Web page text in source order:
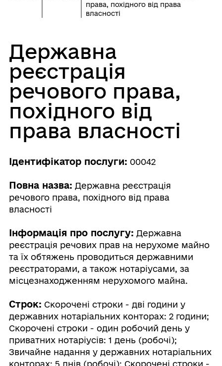
права, похідного від права
власності
Державна
реєстрація
речового права,
похідного від
права власності
Ідентифікатор послуги: 00042
Повна назва: Державна реєстрація
речового права, похідного від права
власності
Інформація про послугу: Державна
реєстрація речових прав на нерухоме майно
та їх обтяжень проводиться державними
реєстраторами, а також нотаріусами, за
місцезнаходженням нерухомого майна.
Строк: Скорочені строки - дві години у
державних нотаріальних конторах: 2 години;
Скорочені строки - один робочий день у
приватних нотаріусів: 1 день (робочі);
Звичайне надання у державних нотаріальних
конторах: 5 днів (робочі); Скорочені строки -